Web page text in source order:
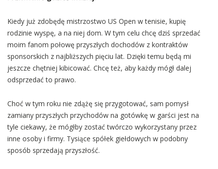
Kiedy już zdobędę mistrzostwo US Open w tenisie, kupię
rodzinie wyspę, a na niej dom. W tym celu chcę dziś sprzedać
moim fanom połowę przyszłych dochodów z kontraktów
sponsorskich z najbliższych pięciu lat. Dzięki temu będą mi
jeszcze chętniej kibicować. Chcę też, aby każdy mógł dalej
odsprzedać to prawo.
Choć w tym roku nie zdążę się przygotować, sam pomysł
zamiany przyszłych przychodów na gotówkę w garści jest na
tyle ciekawy, że mógłby zostać twórczo wykorzystany przez
inne osoby i firmy. Tysiące spółek giełdowych w podobny
sposób sprzedają przyszłość.